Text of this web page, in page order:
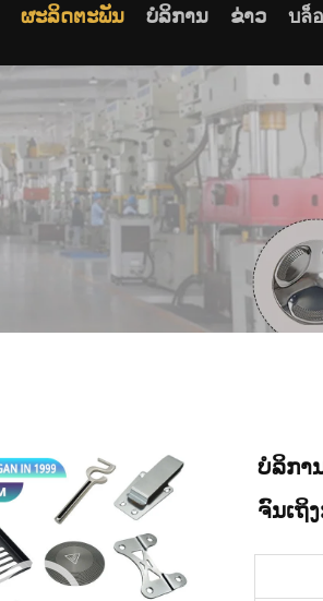
ຜະລິດຕະພັນ ບໍລິການ ຂ່າວ บล็
ບໍລິກາ
ຈົນເຖິ